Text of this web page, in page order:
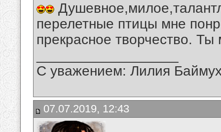
перелетные птицы мне
прекрасное творчество.
С уважением: Лилия
07.07.2019, 12:43